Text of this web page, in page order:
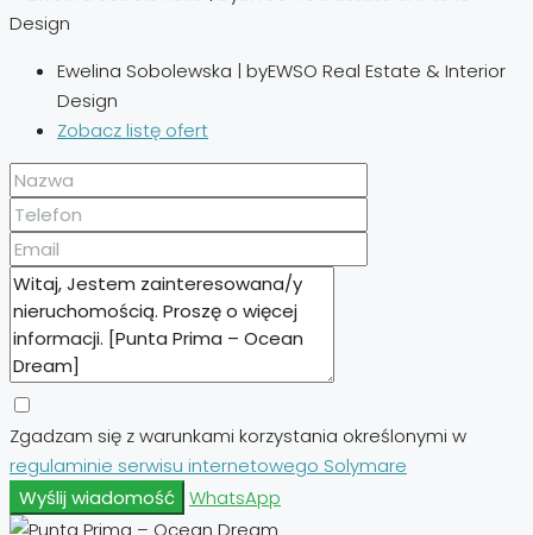
Ewelina Sobolewska | byEWSO Real Estate & Interior
Design
Zobacz listę ofert
Zgadzam się z warunkami korzystania określonymi w
regulaminie serwisu internetowego Solymare
Wyślij wiadomość WhatsApp